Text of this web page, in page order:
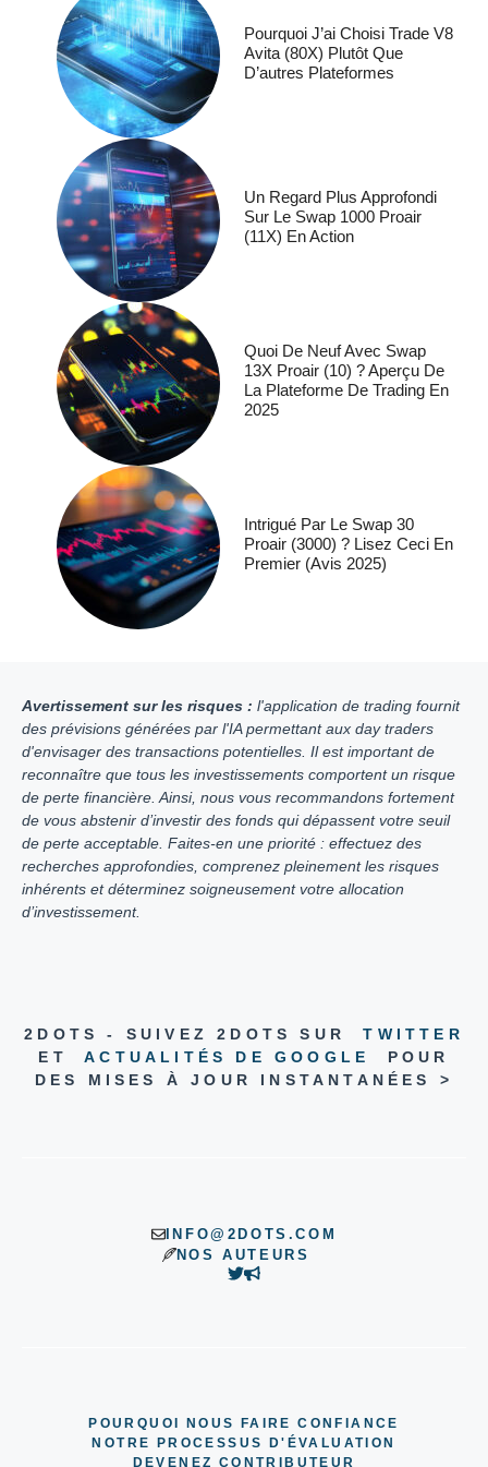
Pourquoi J’ai Choisi Trade V8
Avita (80X) Plutôt Que
D’autres Plateformes
Un Regard Plus Approfondi
Sur Le Swap 1000 Proair
(11X) En Action
Quoi De Neuf Avec Swap
13X Proair (10) ? Aperçu De
La Plateforme De Trading En
2025
Intrigué Par Le Swap 30
Proair (3000) ? Lisez Ceci En
Premier (avis 2025)
Avertissement sur les risques : l'application de trading fournit
des prévisions générées par l'IA permettant aux day traders
d'envisager des transactions potentielles. Il est important de
reconnaître que tous les investissements comportent un risque
de perte financière. Ainsi, nous vous recommandons fortement
de vous abstenir d’investir des fonds qui dépassent votre seuil
de perte acceptable. Faites-en une priorité : effectuez des
recherches approfondies, comprenez pleinement les risques
inhérents et déterminez soigneusement votre allocation
d’investissement.
2DOTS - SUIVEZ 2DOTS SURTWITTER
ETACTUALITÉS DE GOOGLE
POUR
DES MISES À JOUR INSTANTANÉES >
INFO@2DOTS.COM
NOS AUTEURS
POURQUOI NOUS FAIRE CONFIANCE
NOTRE PROCESSUS D'ÉVALUATION
DEVENEZ CONTRIBUTEUR